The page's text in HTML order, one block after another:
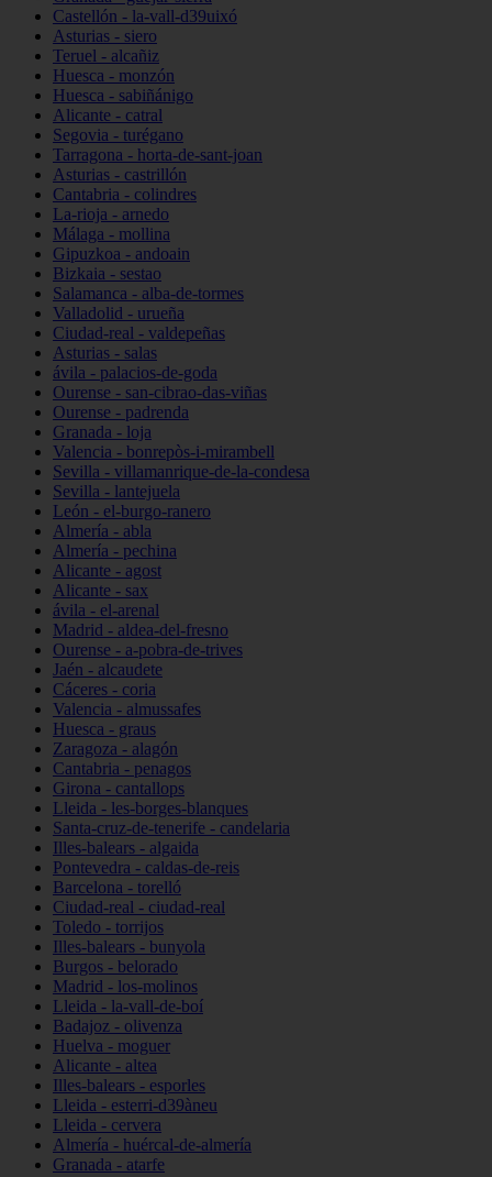
Castellón - la-vall-d39uixó
Asturias - siero
Teruel - alcañiz
Huesca - monzón
Huesca - sabiñánigo
Alicante - catral
Segovia - turégano
Tarragona - horta-de-sant-joan
Asturias - castrillón
Cantabria - colindres
La-rioja - arnedo
Málaga - mollina
Gipuzkoa - andoain
Bizkaia - sestao
Salamanca - alba-de-tormes
Valladolid - urueña
Ciudad-real - valdepeñas
Asturias - salas
ávila - palacios-de-goda
Ourense - san-cibrao-das-viñas
Ourense - padrenda
Granada - loja
Valencia - bonrepòs-i-mirambell
Sevilla - villamanrique-de-la-condesa
Sevilla - lantejuela
León - el-burgo-ranero
Almería - abla
Almería - pechina
Alicante - agost
Alicante - sax
ávila - el-arenal
Madrid - aldea-del-fresno
Ourense - a-pobra-de-trives
Jaén - alcaudete
Cáceres - coria
Valencia - almussafes
Huesca - graus
Zaragoza - alagón
Cantabria - penagos
Girona - cantallops
Lleida - les-borges-blanques
Santa-cruz-de-tenerife - candelaria
Illes-balears - algaida
Pontevedra - caldas-de-reis
Barcelona - torelló
Ciudad-real - ciudad-real
Toledo - torrijos
Illes-balears - bunyola
Burgos - belorado
Madrid - los-molinos
Lleida - la-vall-de-boí
Badajoz - olivenza
Huelva - moguer
Alicante - altea
Illes-balears - esporles
Lleida - esterri-d39àneu
Lleida - cervera
Almería - huércal-de-almería
Granada - atarfe